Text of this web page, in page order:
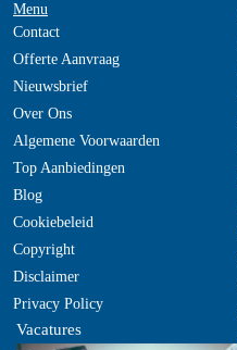
Menu
Contact
Offerte Aanvraag
Nieuwsbrief
Over Ons
Algemene Voorwaarden
Top Aanbiedingen
Blog
Cookiebeleid
Copyright
Disclaimer
Privacy Policy
Vacatures